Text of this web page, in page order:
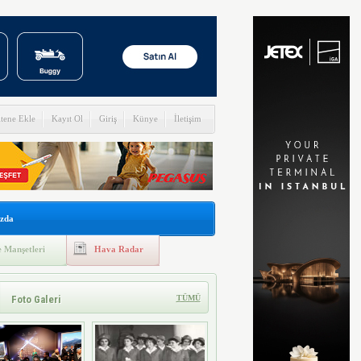
Ekle Kayıt Ol Giriş Künye İletişim
Manşetleri Hava Radar
Foto Galeri TÜMÜ